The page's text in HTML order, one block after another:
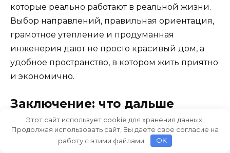
которые реально работают в реальной жизни.
Выбор направлений, правильная ориентация,
грамотное утепление и продуманная
инженерия дают не просто красивый дом, а
удобное пространство, в котором жить приятно
и экономично.
Заключение: что дальше
делать
Итак, если вы собираетесь строить дом заново,
Этот сайт использует cookie для хранения данных.
Продолжая использовать сайт, Вы даете свое согласие на
работу с этими файлами.
OK